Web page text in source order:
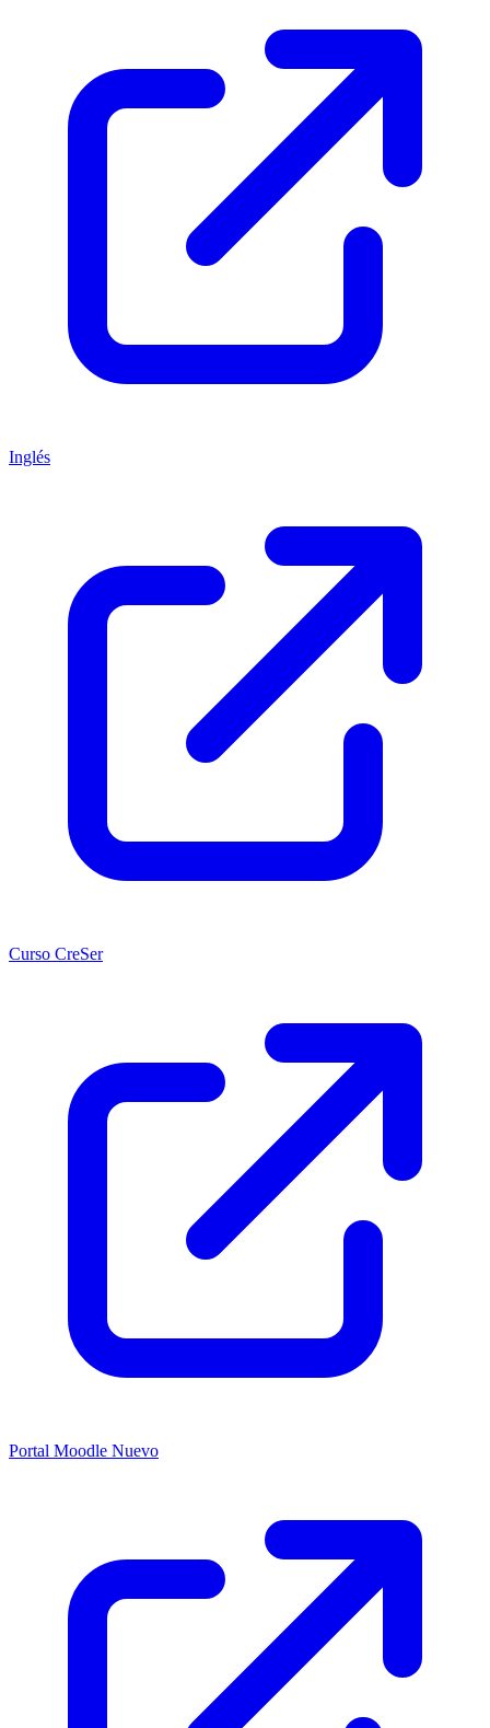
Inglés
Curso CreSer
Portal Moodle Nuevo